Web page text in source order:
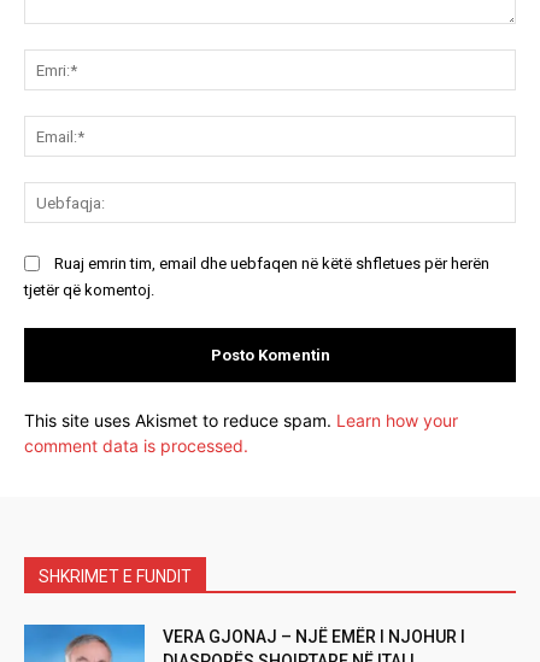
Ruaj emrin tim, email dhe uebfaqen në këtë shfletues për herën
tjetër që komentoj.
This site uses Akismet to reduce spam. Learn how your
comment data is processed.
SHKRIMET E FUNDIT
VERA GJONAJ – NJË EMËR I NJOHUR I